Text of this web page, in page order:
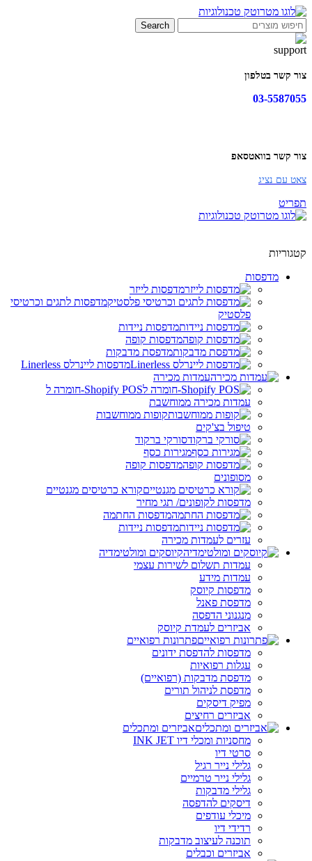
Search
צור קשר בטלפון
03-5587055
צור קשר בוואטסאפ
צאט עם נציג
תפריט
קטגוריות
מדפסות
מדפסות לייזר
מדפסות לתגים וכרטיסי
פלסטיק
מדפסות ניידות
מדפסות קופה
מדפסת מדבקות
מדפסות ליינרלס Linerless
עמדות מכירה
Shopify POS-חומרה ל
עמדות מכירה ממוחשבת
קופות ממוחשבות
טיפול בצ'קים
סורקי ברקוד
מגירות כסף
מדפסות קופה
מסופונים
קורא כרטיסים מגנטיים
מדפסות לקופונים/ תגי מחיר
מדפסות החתמה
מדפסות ניידות
עזרים לעמדות מכירה
קיוסקים ומולטימדיה
עמדות תשלום לשירות עצמי
עמדות מידע
מדפסות קיוסק
מדפסת פאנל
מנגנוני הדפסה
אביזרים לעמדת קיוסק
פתרונות רפואיים
מדפסות להדפסת ידונים
עגלות רפואיות
מדפסת מדבקות (רפואיים)
מדפסת לניהול תורים
מפיק דיסקים
אביזרים רחיצים
אביזרים ומתכלים
מחסניות ומכלי דיו INK JET
סרטי דיו
גלילי נייר רגיל
גלילי נייר טרמיים
גלילי מדבקות
דיסקים להדפסה
מיכלי עודפים
רדידי דיו
תוכנה לעיצוב מדבקות
אביזרים וכבלים